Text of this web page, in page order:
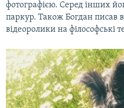
фотографією. Серед інших
паркур. Також Богдан писав
відеоролики на філософські